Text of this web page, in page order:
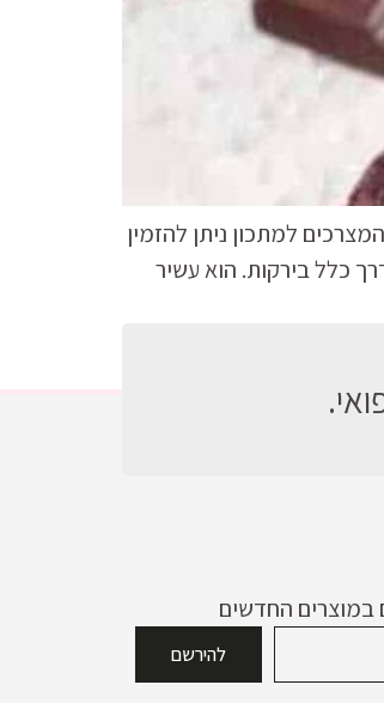
למתכון ניתן להזמין
כלל בירקות. הוא עשיר
במוצרים החדשים
להירשם